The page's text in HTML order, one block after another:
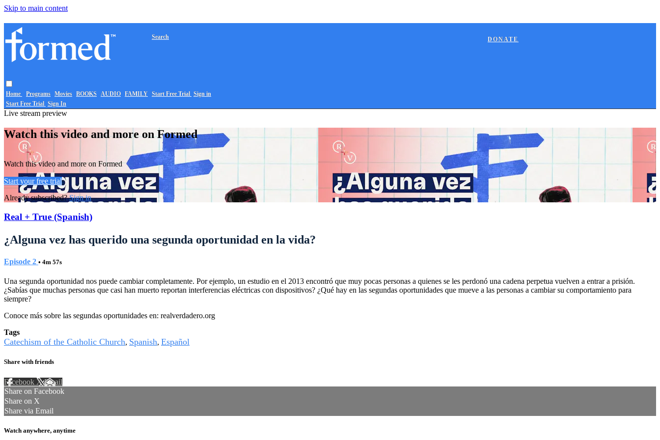
Skip to main content
Home Programs Movies BOOKS AUDIO FAMILY
DONATE
Search
Start Free Trial Sign in
Start Free Trial Sign In
Live stream preview
Watch this video and more on Formed
Watch this video and more on Formed
Start your free trial
Already subscribed?Sign in
Real + True (Spanish)
¿Alguna vez has querido una segunda oportunidad en la vida?
Episode 2 • 4m 57s
Una segunda oportunidad nos puede cambiar completamente. Por ejemplo, un estudio en el 2013 encontró que muy pocas personas a quienes se les perdonó una cadena perpetua vuelven a entrar a prisión.
¿Sabías que muchas personas que casi han muerto reportan interferencias eléctricas con dispositivos? ¿Qué hay en las segundas oportunidades que mueve a las personas a cambiar su comportamiento para
siempre?
Conoce más sobre las segundas oportunidades en: realverdadero.org
Tags
Catechism of the Catholic Church, Spanish, Español
Share with friends
Facebook XEmail
Share on Facebook
Share on X
Share via Email
Watch anywhere, anytime